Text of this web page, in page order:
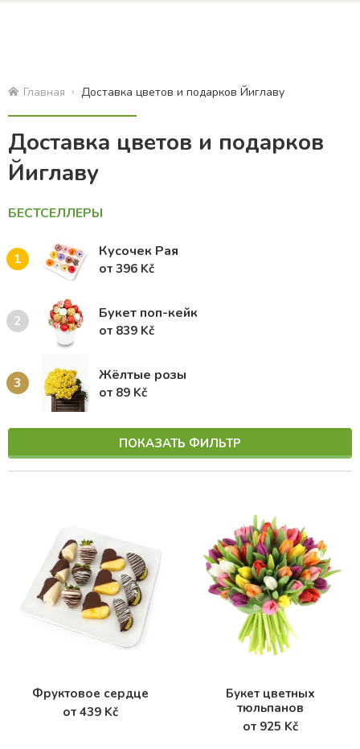
Главная Доставка цветов и подарков Йиглаву
Доставка цветов и подарков
Йиглаву
БЕСТСЕЛЛЕРЫ
1 Кусочек Рая
от 396 Kč
2 Букет поп-кейк
от 839 Kč
3 Жёлтые розы
от 89 Kč
ПОКАЗАТЬ ФИЛЬТР
Фруктовое сердце
от 439 Kč
Букет цветных
тюльпанов
от 925 Kč